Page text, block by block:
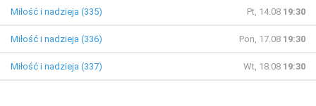
Miłość i nadzieja (335) Pt, 14.08 19:30
Miłość i nadzieja (336) Pon, 17.08 19:30
Miłość i nadzieja (337) Wt, 18.08 19:30